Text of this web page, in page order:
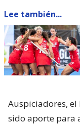
Lee también...
Auspiciadores, el
sido aporte para